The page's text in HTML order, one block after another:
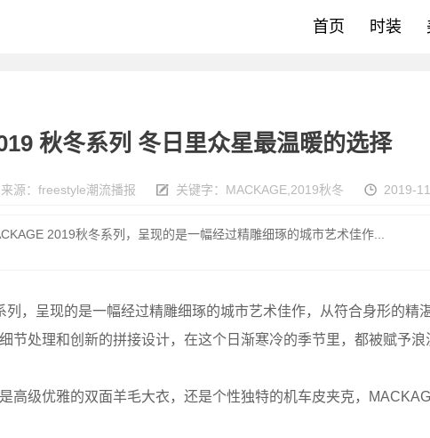
首页 时装
秋冬系列 冬日里众星最温暖的选择
来源：freestyle潮流播报 关键字： MACKAGE 2019秋冬 2019-
2019秋冬系列，呈现的是一幅经过精雕细琢的城市艺术佳作...
列，呈现的是一幅经过精雕细琢的城市艺术佳作，从符合身形的精
节处理和创新的拼接设计，在这个日渐寒冷的季节里，都被赋予浪
高级优雅的双面羊毛大衣，还是个性独特的机车皮夹克，